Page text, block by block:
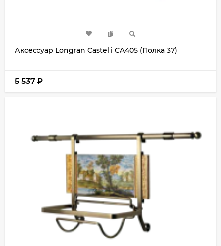
Аксессуар Longran Castelli CA405 (Полка 37)
5 537 ₽